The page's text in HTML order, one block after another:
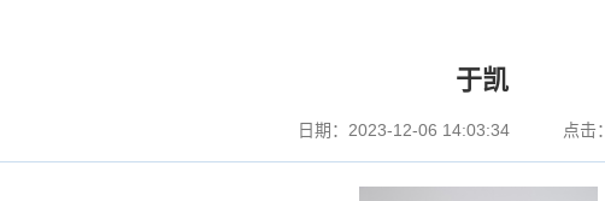
于凯
日期：2023-12-06 14:03:34 点击：